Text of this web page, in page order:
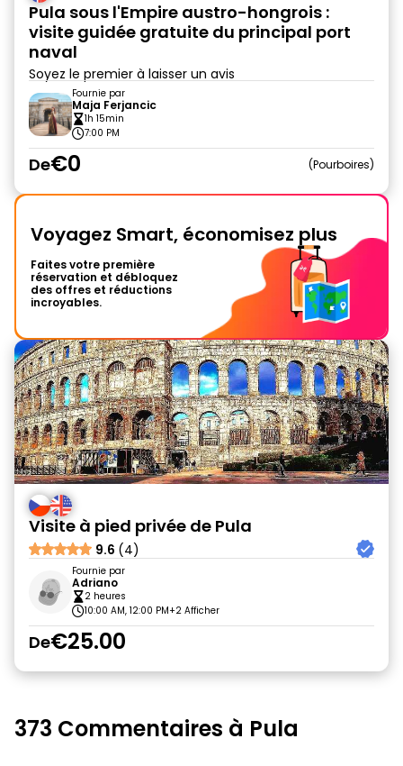
Pula sous l'Empire austro-hongrois :
visite guidée gratuite du principal port
naval
Soyez le premier à laisser un avis
Fournie par
Maja Ferjancic
1h 15min
7:00 PM
De€0 Pourboires
Voyagez Smart, économisez plus
Faites votre première
réservation et débloquez
des offres et réductions
incroyables.
Visite à pied privée de Pula
9.6 (4)
Fournie par
Adriano
2 heures
10:00 AM, 12:00 PM+2 Afficher
De€25.00
373 Commentaires à Pula